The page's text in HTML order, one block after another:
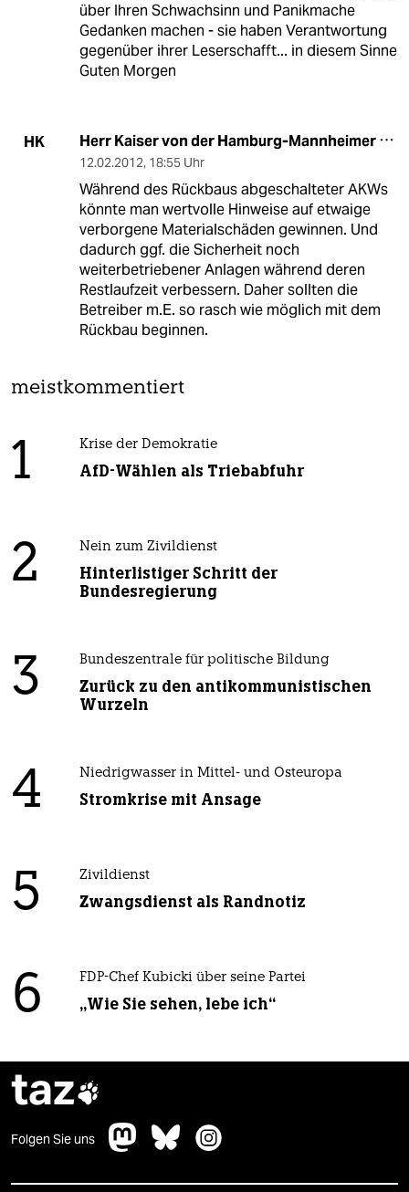
über Ihren Schwachsinn und Panikmache
Gedanken machen - sie haben Verantwortung
gegenüber ihrer Leserschafft... in diesem Sinne
Guten Morgen
HK Herr Kaiser von der Hamburg-Mannheimer
12.02.2012, 18:55 Uhr
Während des Rückbaus abgeschalteter AKWs
könnte man wertvolle Hinweise auf etwaige
verborgene Materialschäden gewinnen. Und
dadurch ggf. die Sicherheit noch
weiterbetriebener Anlagen während deren
Restlaufzeit verbessern. Daher sollten die
Betreiber m.E. so rasch wie möglich mit dem
Rückbau beginnen.
meistkommentiert
1 Krise der Demokratie
AfD-Wählen als Triebabfuhr
2 Nein zum Zivildienst
Hinterlistiger Schritt der
Bundesregierung
3 Bundeszentrale für politische Bildung
Zurück zu den antikommunistischen
Wurzeln
4 Niedrigwasser in Mittel- und Osteuropa
Stromkrise mit Ansage
5 Zivildienst
Zwangsdienst als Randnotiz
6 FDP-Chef Kubicki über seine Partei
„Wie Sie sehen, lebe ich“
taz
Folgen Sie uns